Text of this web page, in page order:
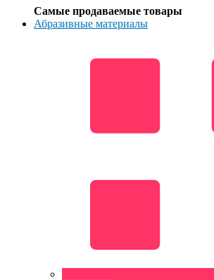
Самые продаваемые товары
Абразивные материалы